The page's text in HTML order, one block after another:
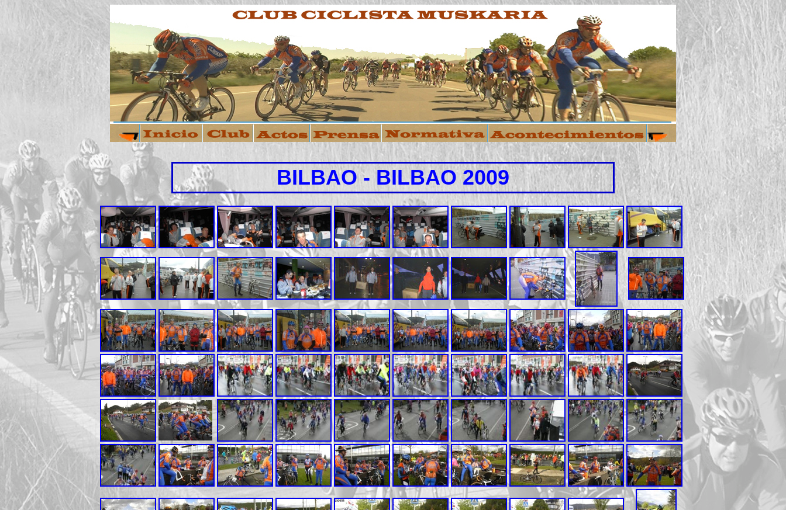
BILBAO - BILBAO 2009